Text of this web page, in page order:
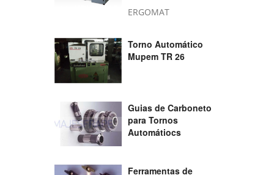
ERGOMAT
Torno Automático
Mupem TR 26
Guias de Carboneto
para Tornos
Automátiocs
Ferramentas de